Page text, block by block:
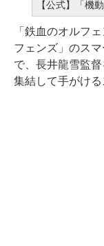
【公式】「機
「鉄血のオルフ
フェンズ」のス
で、長井龍雪監
集結して手がける